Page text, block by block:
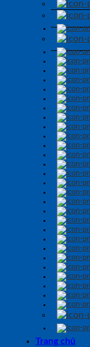
Trang chủ